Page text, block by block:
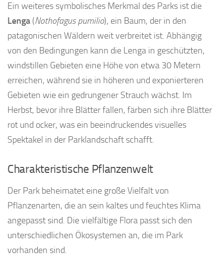
Ein weiteres symbolisches Merkmal des Parks ist die
Lenga (Nothofagus pumilio), ein Baum, der in den
patagonischen Wäldern weit verbreitet ist. Abhängig
von den Bedingungen kann die Lenga in geschützten,
windstillen Gebieten eine Höhe von etwa 30 Metern
erreichen, während sie in höheren und exponierteren
Gebieten wie ein gedrungener Strauch wächst. Im
Herbst, bevor ihre Blätter fallen, färben sich ihre Blätter
rot und ocker, was ein beeindruckendes visuelles
Spektakel in der Parklandschaft schafft.
Charakteristische Pflanzenwelt
Der Park beheimatet eine große Vielfalt von
Pflanzenarten, die an sein kaltes und feuchtes Klima
angepasst sind. Die vielfältige Flora passt sich den
unterschiedlichen Ökosystemen an, die im Park
vorhanden sind.